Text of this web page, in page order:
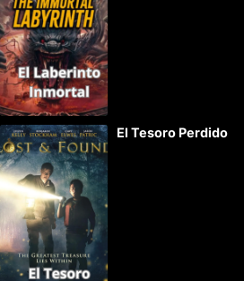
r
n
a
t
i
v
e
El Tesoro Perdido